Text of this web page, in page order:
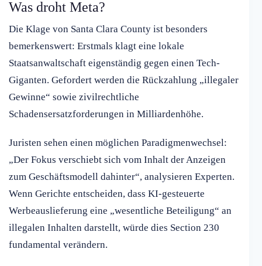
Was droht Meta?
Die Klage von Santa Clara County ist besonders
bemerkenswert: Erstmals klagt eine lokale
Staatsanwaltschaft eigenständig gegen einen Tech-
Giganten. Gefordert werden die Rückzahlung „illegaler
Gewinne“ sowie zivilrechtliche
Schadensersatzforderungen in Milliardenhöhe.
Juristen sehen einen möglichen Paradigmenwechsel:
„Der Fokus verschiebt sich vom Inhalt der Anzeigen
zum Geschäftsmodell dahinter“, analysieren Experten.
Wenn Gerichte entscheiden, dass KI-gesteuerte
Werbeauslieferung eine „wesentliche Beteiligung“ an
illegalen Inhalten darstellt, würde dies Section 230
fundamental verändern.